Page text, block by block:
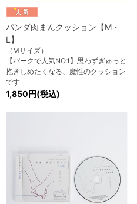
パンダ肉まんクッション【M・
L】
（Mサイズ）
【パークで人気NO.1】思わずぎゅっと
抱きしめたくなる、魔性のクッション
です
1,850円(税込)